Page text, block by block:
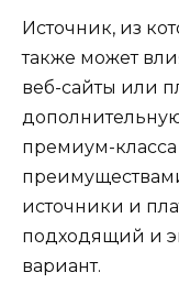
Источник, из
также может
веб-сайты или
премиум-
источники и
подходящий и
вариант.